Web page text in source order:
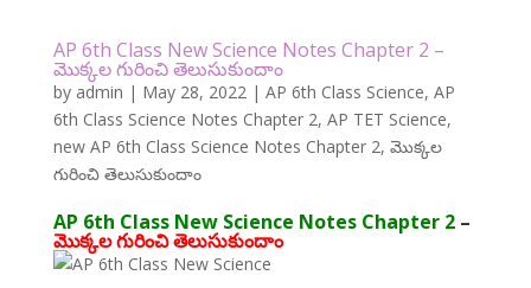
AP 6th Class New Science Notes Chapter 2 –
మొక్కల గురించి తెలుసుకుందాం
by admin | May 28, 2022| AP 6th Class Science, AP
6th Class Science Notes Chapter 2, AP TET Science,
new AP 6th Class Science Notes Chapter 2, మొక్కల
గురించి తెలుసుకుందాం
AP 6th Class New Science Notes Chapter 2–
మొక్కల గురించి తెలుసుకుందాం